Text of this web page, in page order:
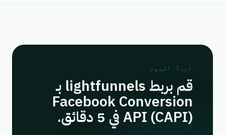
ابدأ اليوم
قم بربط lightfunnels بـ
Facebook Conversion
API (CAPI) في 5 دقائق.